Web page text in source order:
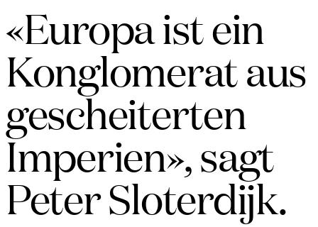
«Europa ist ein
Konglomerat aus
gescheiterten
Imperien», sagt
Peter Sloterdijk.